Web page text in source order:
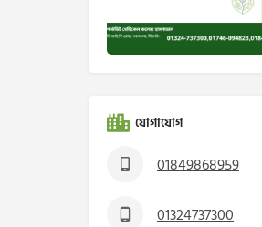
যোগাযোগ
01849868959
01324737300